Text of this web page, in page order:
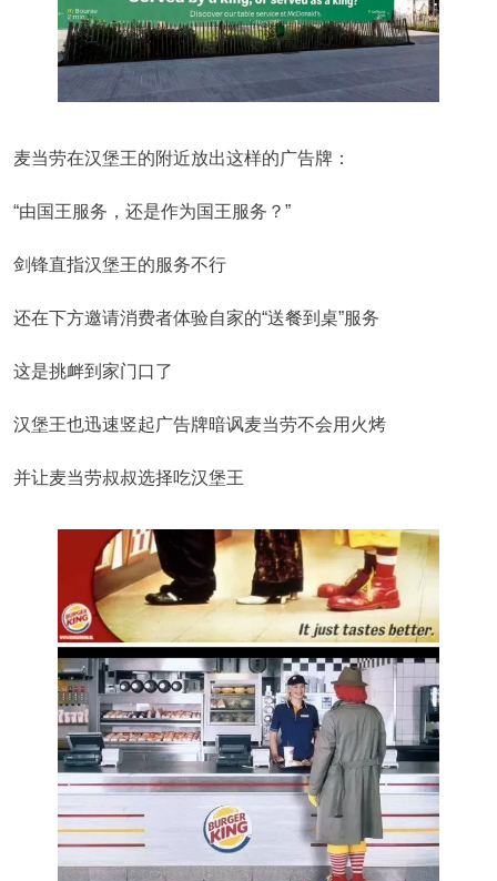
麦当劳在汉堡王的附近放出这样的广告牌：
“由国王服务，还是作为国王服务？”
剑锋直指汉堡王的服务不行
还在下方邀请消费者体验自家的“送餐到桌”服务
这是挑衅到家门口了
汉堡王也迅速竖起广告牌暗讽麦当劳不会用火烤
并让麦当劳叔叔选择吃汉堡王